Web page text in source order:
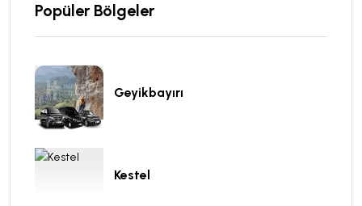
Popüler Bölgeler
Geyikbayırı
Kestel